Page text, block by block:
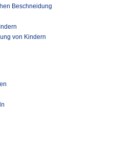
Beschneidung
von Kindern